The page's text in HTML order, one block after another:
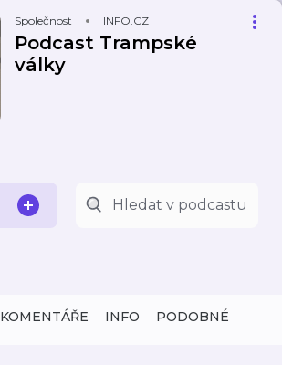
Společnost INFO.CZ
Podcast Trampské
války
KOMENTÁŘE INFO PODOBNÉ